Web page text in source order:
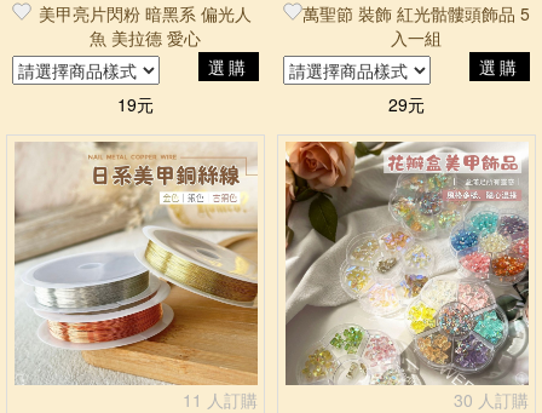
美甲亮片閃粉 暗黑系 偏光人
魚 美拉德 愛心
選購
19元
萬聖節 裝飾 紅光骷髏頭飾品 5
入一組
選購
29元
11 人訂購
30 人訂購